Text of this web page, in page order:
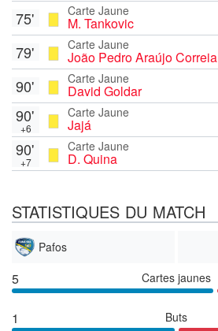
Carte Jaune
M. Tankovic
75'
Carte Jaune
João Pedro Araújo Correia
79'
Carte Jaune
David Goldar
90'
Carte Jaune
Jajá
90'
+6
Carte Jaune
D. Quina
90'
+7
STATISTIQUES DU MATCH
Pafos
5 Cartes jaunes
1 Buts